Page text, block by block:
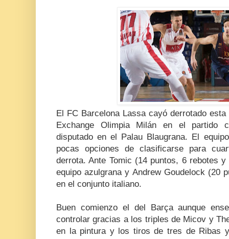
El FC Barcelona Lassa cayó derrotado
Exchange Olimpia Milán en el partido
disputado en el Palau Blaugrana. El
pocas opciones de clasificarse para
derrota. Ante Tomic (14 puntos, 6 rebotes
equipo azulgrana y Andrew Goudelock (20
en el conjunto italiano.
Buen comienzo el del Barça aunque
controlar gracias a los triples de Micov y
en la pintura y los tiros de tres de Ribas